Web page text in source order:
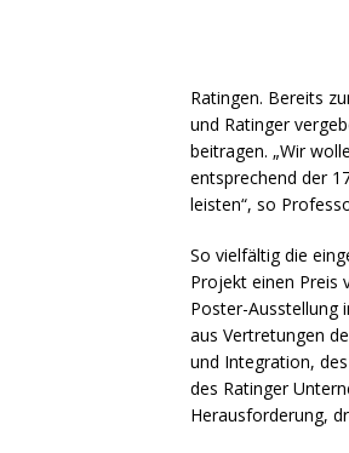
Ratingen. Bereits
und Ratinger
beitragen. „Wir
entsprechend der
leisten“, so
So vielfältig die
Projekt einen Preis
Poster-Ausstellung
aus Vertretungen
und Integration,
des Ratinger
Herausforderung,